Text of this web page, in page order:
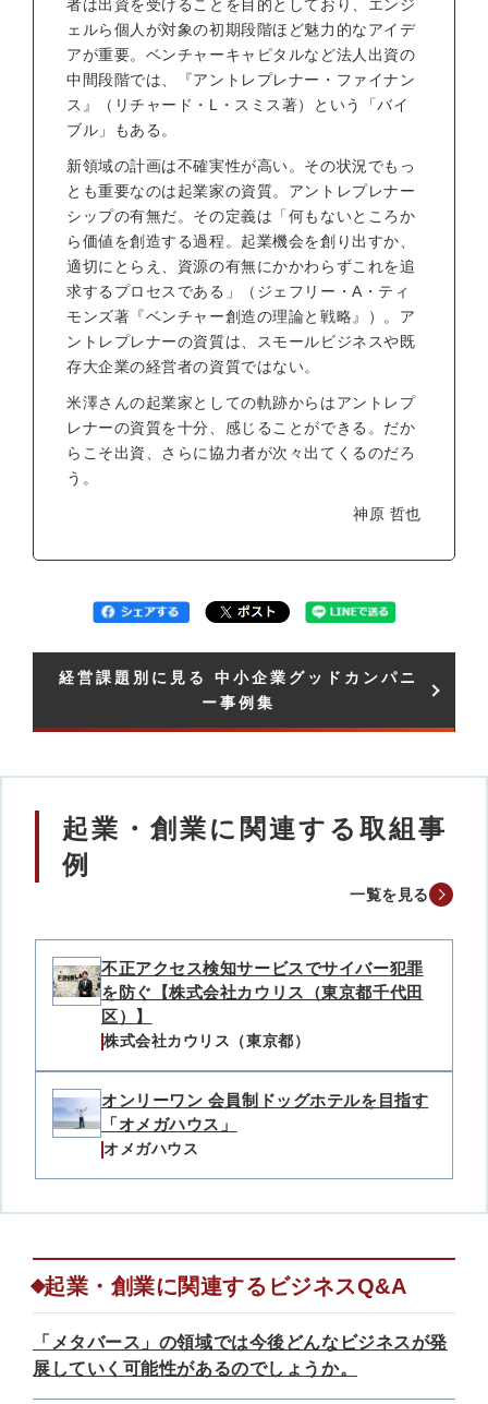
者は出資を受けることを目的としており、エンジ
ェルら個人が対象の初期段階ほど魅力的なアイデ
アが重要。ベンチャーキャピタルなど法人出資の
中間段階では、『アントレプレナー・ファイナン
ス』（リチャード・L・スミス著）という「バイ
ブル」もある。
新領域の計画は不確実性が高い。その状況でもっ
とも重要なのは起業家の資質。アントレプレナー
シップの有無だ。その定義は「何もないところか
ら価値を創造する過程。起業機会を創り出すか、
適切にとらえ、資源の有無にかかわらずこれを追
求するプロセスである」（ジェフリー・A・ティ
モンズ著『ベンチャー創造の理論と戦略』）。ア
ントレプレナーの資質は、スモールビジネスや既
存大企業の経営者の資質ではない。
米澤さんの起業家としての軌跡からはアントレプ
レナーの資質を十分、感じることができる。だか
らこそ出資、さらに協力者が次々出てくるのだろ
う。
神原 哲也
経営課題別に見る 中小企業グッドカンパニ
ー事例集​
起業・創業に関連する取組事
例
一覧を見る
不正アクセス検知サービスでサイバー犯罪
を防ぐ【株式会社カウリス（東京都千代田
区）】
株式会社カウリス（東京都）
オンリーワン 会員制ドッグホテルを目指す
「オメガハウス」
オメガハウス
起業・創業に関連するビジネスQ&A
「メタバース」の領域では今後どんなビジネスが発
展していく可能性があるのでしょうか。